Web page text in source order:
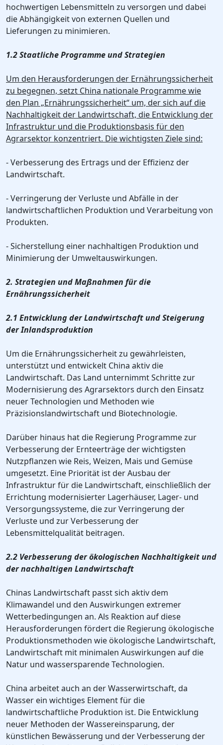
hochwertigen Lebensmitteln zu versorgen und dabei
die Abhängigkeit von externen Quellen und
Lieferungen zu minimieren.
1.2 Staatliche Programme und Strategien
Um den Herausforderungen der Ernährungssicherheit
zu begegnen, setzt China nationale Programme wie
den Plan „Ernährungssicherheit“ um, der sich auf die
Nachhaltigkeit der Landwirtschaft, die Entwicklung der
Infrastruktur und die Produktionsbasis für den
Agrarsektor konzentriert. Die wichtigsten Ziele sind:
- Verbesserung des Ertrags und der Effizienz der
Landwirtschaft.
- Verringerung der Verluste und Abfälle in der
landwirtschaftlichen Produktion und Verarbeitung von
Produkten.
- Sicherstellung einer nachhaltigen Produktion und
Minimierung der Umweltauswirkungen.
2. Strategien und Maßnahmen für die
Ernährungssicherheit
2.1 Entwicklung der Landwirtschaft und Steigerung
der Inlandsproduktion
Um die Ernährungssicherheit zu gewährleisten,
unterstützt und entwickelt China aktiv die
Landwirtschaft. Das Land unternimmt Schritte zur
Modernisierung des Agrarsektors durch den Einsatz
neuer Technologien und Methoden wie
Präzisionslandwirtschaft und Biotechnologie.
Darüber hinaus hat die Regierung Programme zur
Verbesserung der Ernteerträge der wichtigsten
Nutzpflanzen wie Reis, Weizen, Mais und Gemüse
umgesetzt. Eine Priorität ist der Ausbau der
Infrastruktur für die Landwirtschaft, einschließlich der
Errichtung modernisierter Lagerhäuser, Lager- und
Versorgungssysteme, die zur Verringerung der
Verluste und zur Verbesserung der
Lebensmittelqualität beitragen.
2.2 Verbesserung der ökologischen Nachhaltigkeit und
der nachhaltigen Landwirtschaft
Chinas Landwirtschaft passt sich aktiv dem
Klimawandel und den Auswirkungen extremer
Wetterbedingungen an. Als Reaktion auf diese
Herausforderungen fördert die Regierung ökologische
Produktionsmethoden wie ökologische Landwirtschaft,
Landwirtschaft mit minimalen Auswirkungen auf die
Natur und wassersparende Technologien.
China arbeitet auch an der Wasserwirtschaft, da
Wasser ein wichtiges Element für die
landwirtschaftliche Produktion ist. Die Entwicklung
neuer Methoden der Wassereinsparung, der
künstlichen Bewässerung und der Verbesserung der